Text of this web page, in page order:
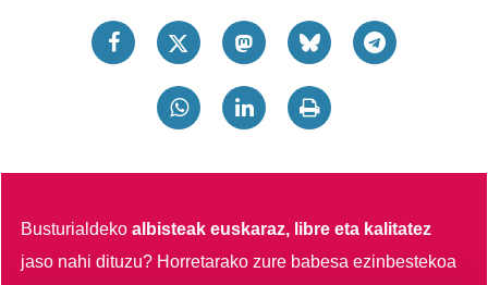
Busturialdekoalbisteak euskaraz, libre eta kalitatez
jaso nahi dituzu? Horretarako zure babesa ezinbestekoa